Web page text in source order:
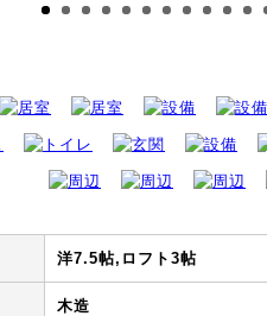
洋7.5帖,ロフト3帖
木造